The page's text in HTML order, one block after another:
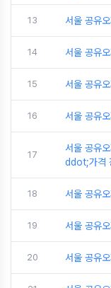
13 서울 공유
14 서울 공유
15 서울 공유
16 서울 공유
17
서울 공유
ddot;가격
18 서울 공유
19 서울 공유
20 서울 공유